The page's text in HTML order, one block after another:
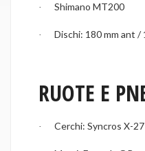
· Shimano MT200
· Dischi: 180 mm ant /
RUOTE E
· Cerchi: Syncros X-27